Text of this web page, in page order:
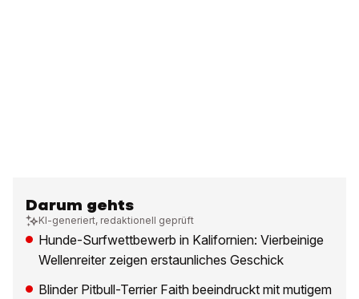
Darum gehts
KI-generiert, redaktionell geprüft
Hunde-Surfwettbewerb in Kalifornien: Vierbeinige
Wellenreiter zeigen erstaunliches Geschick
Blinder Pitbull-Terrier Faith beeindruckt mit mutigem